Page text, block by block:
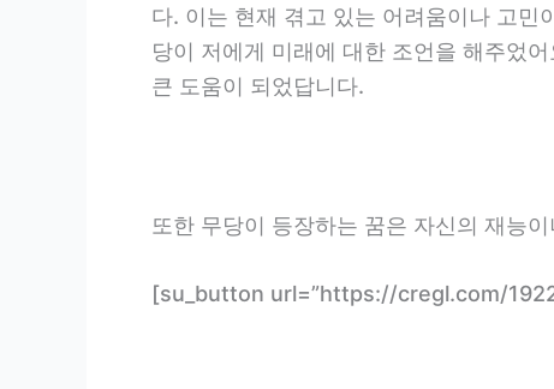
다. 이는 현재 겪고 있는 어려움이나 고민
당이 저에게 미래에 대한 조언을 해주었
큰 도움이 되었답니다.
또한 무당이 등장하는 꿈은 자신의 재능
[su_button url=”https://cregl.com/